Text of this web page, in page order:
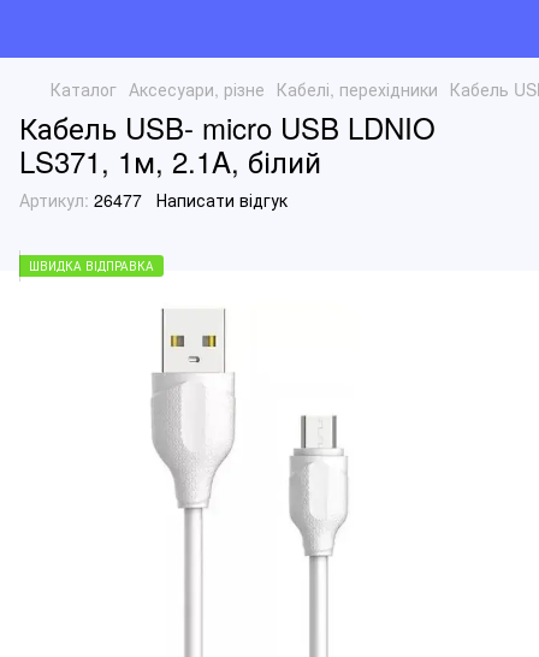
Каталог Аксесуари, різне Кабелі, перехідники Кабель
Кабель USB- micro USB LDNIO
LS371, 1м, 2.1A, білий
Артикул: 26477 Написати відгук
ШВИДКА ВІДПРАВКА